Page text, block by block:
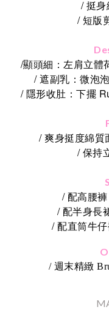
/ 挺
/ 短版
/顯頭細：左肩立體
/ 遮副乳：微泡
/ 隱形收肚：下擺
/ 爽身挺度綿質
/ 保持
/ 配高腰
/ 配半身長
/ 配直筒牛
/ 週末精緻